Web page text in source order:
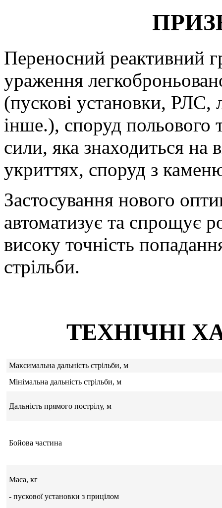
Переносний реактивний
ураження
(пускові установки, РЛС,
інше.), споруд
сили, яка знаходиться на
укриттях, споруд з
Застосування нового
автоматизує та спрощує
високу точність
стрільби.
ТЕХНІЧНІ
Максимальна дальність стрільби, м
Мінімальна дальність стрільби, м
Дальність прямого пострілу, м
Бойова частина
Маса, кг
- пускової установки з прицілом